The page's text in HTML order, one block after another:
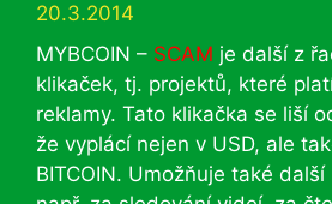
20.3.2014
MYBCOIN – SCAM je další z
klikaček, tj. projektů, které
reklamy. Tato klikačka se liší
že vyplácí nejen v USD, ale
BITCOIN. Umožňuje také